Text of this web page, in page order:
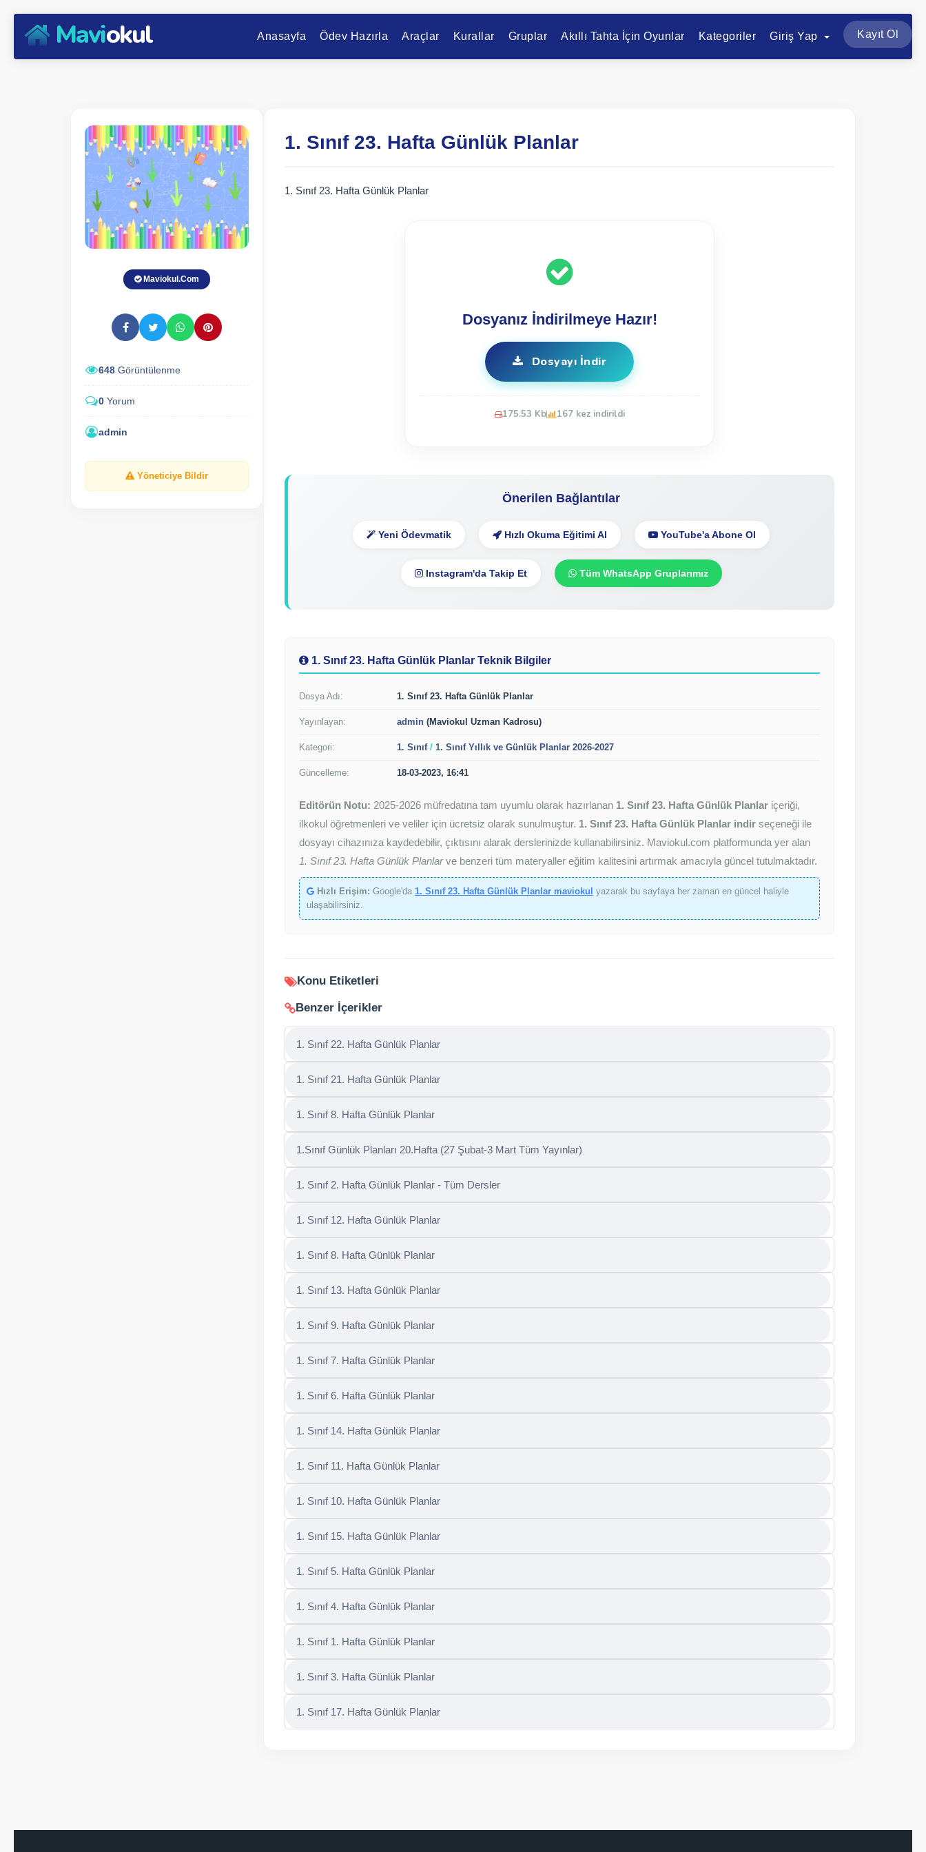
Maviokul Anasayfa Ödev Hazırla Araçlar Kurallar Gruplar Akıllı Tahta İçin Oyunlar Kategoriler Giriş Yap Kayıt Ol
Maviokul.Com
648 Görüntülenme
0 Yorum
admin
Yöneticiye Bildir
1. Sınıf 23. Hafta Günlük Planlar
1. Sınıf 23. Hafta Günlük Planlar
Dosyanız İndirilmeye Hazır!
Dosyayı İndir
175.53 Kb 167 kez indirildi
Önerilen Bağlantılar
Yeni Ödevmatik Hızlı Okuma Eğitimi Al YouTube'a Abone Ol
Instagram'da Takip Et Tüm WhatsApp Gruplarımız
1. Sınıf 23. Hafta Günlük Planlar Teknik Bilgiler
Dosya Adı: 1. Sınıf 23. Hafta Günlük Planlar
Yayınlayan: admin (Maviokul Uzman Kadrosu)
Kategori: 1. Sınıf/ 1. Sınıf Yıllık ve Günlük Planlar 2026-2027
Güncelleme: 18-03-2023, 16:41
Editörün Notu: 2025-2026 müfredatına tam uyumlu olarak hazırlanan 1. Sınıf 23. Hafta Günlük Planlar içeriği,
ilkokul öğretmenleri ve veliler için ücretsiz olarak sunulmuştur. 1. Sınıf 23. Hafta Günlük Planlar indir seçeneği ile
dosyayı cihazınıza kaydedebilir, çıktısını alarak derslerinizde kullanabilirsiniz. Maviokul.com platformunda yer alan
1. Sınıf 23. Hafta Günlük Planlarve benzeri tüm materyaller eğitim kalitesini artırmak amacıyla güncel tutulmaktadır.
Hızlı Erişim: Google'da 1. Sınıf 23. Hafta Günlük Planlar maviokul yazarak bu sayfaya her zaman en güncel haliyle
ulaşabilirsiniz.
Konu Etiketleri
Benzer İçerikler
1. Sınıf 22. Hafta Günlük Planlar
1. Sınıf 21. Hafta Günlük Planlar
1. Sınıf 8. Hafta Günlük Planlar
1.Sınıf Günlük Planları 20.Hafta (27 Şubat-3 Mart Tüm Yayınlar)
1. Sınıf 2. Hafta Günlük Planlar - Tüm Dersler
1. Sınıf 12. Hafta Günlük Planlar
1. Sınıf 8. Hafta Günlük Planlar
1. Sınıf 13. Hafta Günlük Planlar
1. Sınıf 9. Hafta Günlük Planlar
1. Sınıf 7. Hafta Günlük Planlar
1. Sınıf 6. Hafta Günlük Planlar
1. Sınıf 14. Hafta Günlük Planlar
1. Sınıf 11. Hafta Günlük Planlar
1. Sınıf 10. Hafta Günlük Planlar
1. Sınıf 15. Hafta Günlük Planlar
1. Sınıf 5. Hafta Günlük Planlar
1. Sınıf 4. Hafta Günlük Planlar
1. Sınıf 1. Hafta Günlük Planlar
1. Sınıf 3. Hafta Günlük Planlar
1. Sınıf 17. Hafta Günlük Planlar